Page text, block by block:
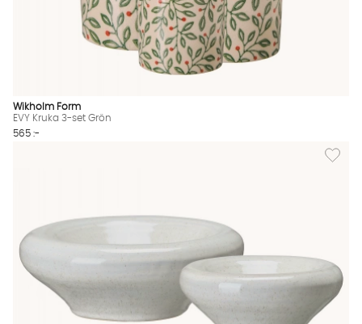
Wikholm Form
EVY Kruka 3-set Grön
565 :-
Lägg